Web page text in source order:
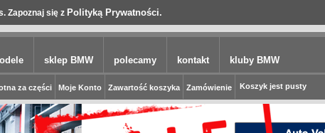
Zapoznaj się z Polityką Prywatności.
sklep BMW polecamy kontakt kluby BMW
za części Moje Konto Zawartość koszyka Zamówienie Koszyk jest pusty